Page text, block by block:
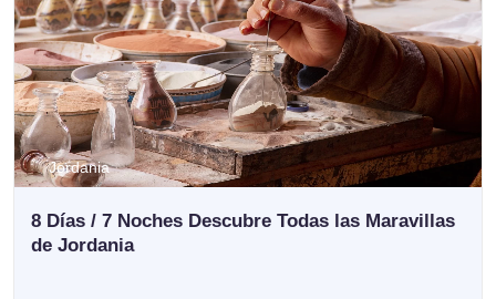
Jordania
8 Días / 7 Noches Descubre Todas las Maravillas
de Jordania